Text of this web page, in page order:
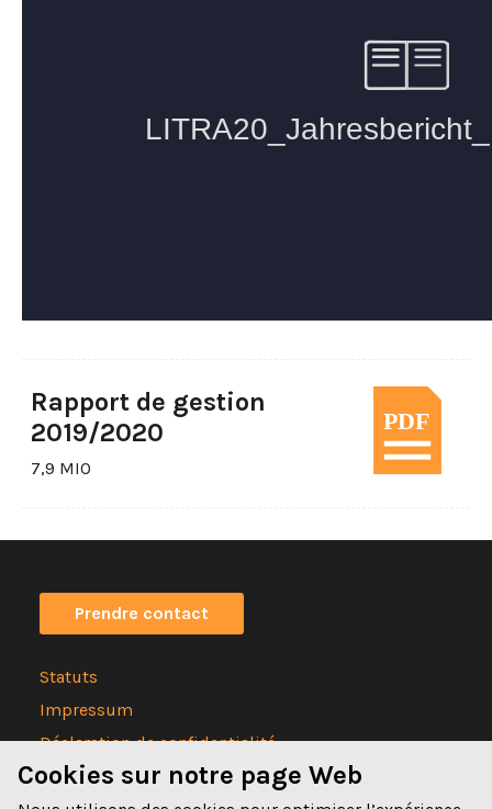
Rapport de gestion
2019/2020
7,9 MIO
Prendre contact
Statuts
Impressum
Déclaration de confidentialité
Cookies sur notre page Web